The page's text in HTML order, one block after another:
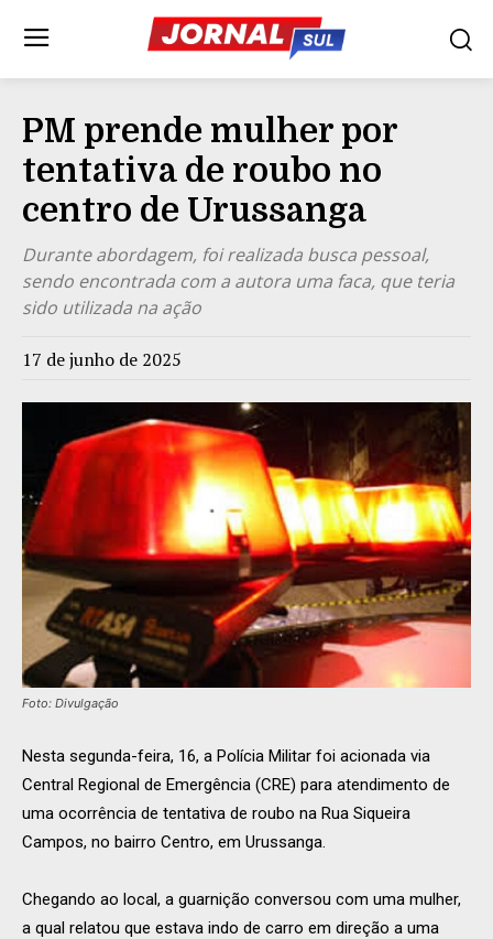
PM prende mulher por
tentativa de roubo no
centro de Urussanga
Durante abordagem, foi realizada busca pessoal,
sendo encontrada com a autora uma faca, que teria
sido utilizada na ação
17 de junho de 2025
Foto: Divulgação
Nesta segunda-feira, 16, a Polícia Militar foi acionada via
Central Regional de Emergência (CRE) para atendimento de
uma ocorrência de tentativa de roubo na Rua Siqueira
Campos, no bairro Centro, em Urussanga.
Chegando ao local, a guarnição conversou com uma mulher,
a qual relatou que estava indo de carro em direção a uma